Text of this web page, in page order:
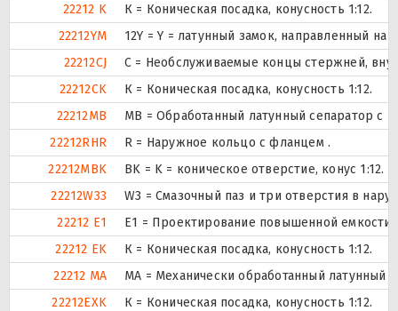
22212 K
К = Коническая посадка, конусность 1:12.
22212YM
12Y = Y = латунный замок, направленный
22212CJ
С = Необслуживаемые концы стержней,
22212CK
К = Коническая посадка, конусность 1:12.
22212MB
MB = Обработанный латунный сепаратор с
22212RHR
R = Наружное кольцо с фланцем .
22212MBK
BK = K = коническое отверстие, конус
22212W33
W3 = Смазочный паз и три отверстия в
22212 E1
E1 = Проектирование повышенной емкости.
22212 EK
К = Коническая посадка, конусность 1:12.
22212 MA
MA = Механически обработанный
22212EXK
К = Коническая посадка, конусность 1:12.